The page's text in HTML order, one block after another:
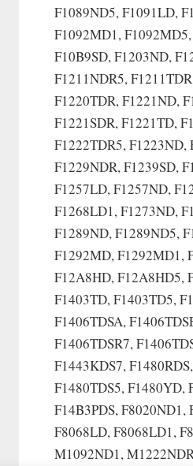
F1089ND5, F1091LD,
F1092MD1,
F10B9SD, F1203ND,
F1211NDR5,
F1220TDR, F1221ND,
F1221SDR, F1221TD,
F1222TDR5, F1223ND,
F1229NDR, F1239SD,
F1257LD, F1257ND,
F1268LD1, F1273ND,
F1289ND, F1289ND5,
F1292MD, F1292MD1,
F12A8HD, F12A8HD5,
F1403TD, F1403TD5,
F1406TDSA,
F1406TDSR7,
F1443KDS7,
F1480TDS5, F1480YD,
F14B3PDS,
F8068LD, F8068LD1,
M1092ND1,